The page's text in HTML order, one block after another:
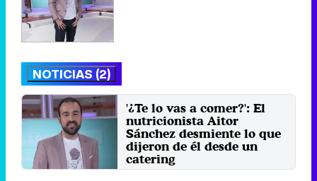
NOTICIAS (2)
'¿Te lo vas a comer?': El
nutricionista Aitor
Sánchez desmiente lo que
dijeron de él desde un
catering
Viernes 7 Junio 2019 14:54